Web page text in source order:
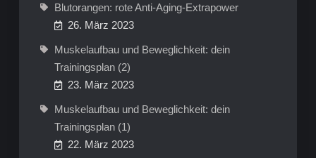
Blutorangen: rote Anti-Aging-Extrapower
26. März 2023
Muskelaufbau und Beweglichkeit: dein
Trainingsplan (2)
23. März 2023
Muskelaufbau und Beweglichkeit: dein
Trainingsplan (1)
22. März 2023